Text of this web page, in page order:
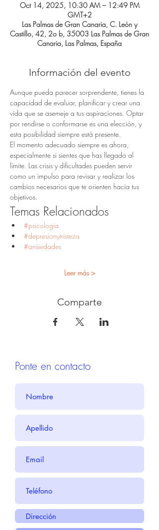
Oct 14, 2025, 10:30 AM – 12:49 PM
GMT+2
Las Palmas de Gran Canaria, C. León y
Castillo, 42, 2o b, 35003 Las Palmas de Gran
Canaria, Las Palmas, España
Información del evento
Aunque pueda parecer sorprendente, tienes la
capacidad de evaluar, planificar y crear una
vida que se asemeje a tus aspiraciones. Optar
por rendirse o conformarse es una elección, y
esta posibilidad siempre está presente.
El momento adecuado siempre es ahora,
especialmente si sientes que has llegado al
límite. Las crisis y dificultades pueden servir
como un impulso para revisar y realizar los
cambios necesarios que te orienten hacia tus
objetivos.
Temas Relacionados
#psicologia
#depresionytristeza
#ansiedades
Leer más >
Comparte
Ponte en contacto